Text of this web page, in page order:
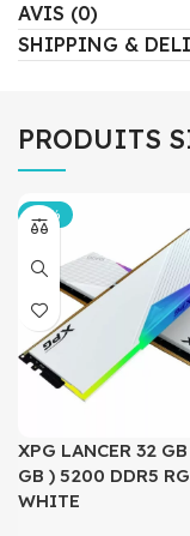
AVIS (0)
SHIPPING &
PRODUITS
-19%
XPG LANCER 32
GB ) 5200 DDR5
WHITE